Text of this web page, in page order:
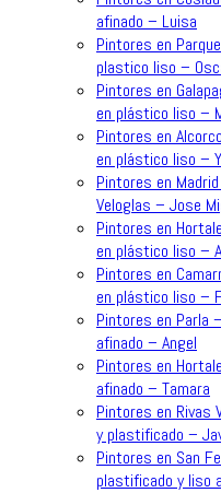
afinado – Luisa
Pintores en
plastico liso –
Pintores en
en plástico liso –
Pintores en
en plástico liso –
Pintores en
Veloglas – Jose
Pintores en
en plástico liso –
Pintores en
en plástico liso –
Pintores en Parla
afinado – Angel
Pintores en
afinado – Tamara
Pintores en Rivas
y plastificado –
Pintores en San
plastificado y liso